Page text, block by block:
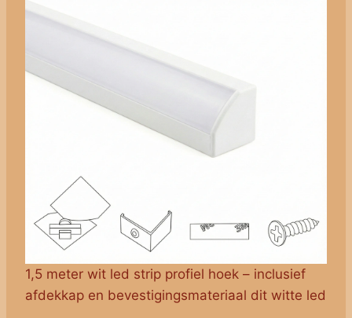
1,5 meter wit led strip profiel hoek – inclusief
afdekkap en bevestigingsmateriaal dit witte led